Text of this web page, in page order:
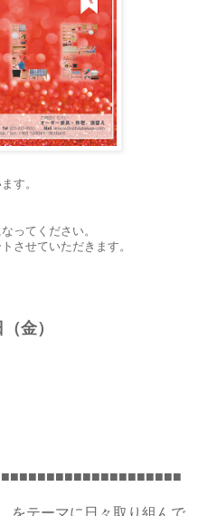
す。
ってください。
させていただきます。
金）